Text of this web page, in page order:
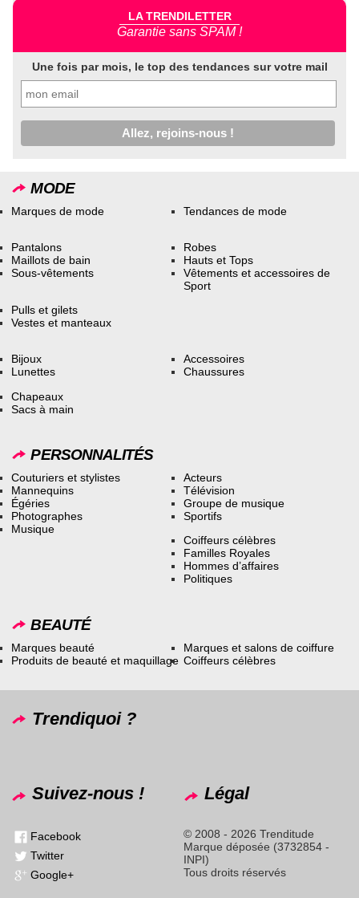
LA TRENDILETTER
Garantie sans SPAM !
Une fois par mois, le top des tendances sur votre mail
MODE
Marques de mode Tendances de mode
Pantalons
Maillots de bain
Sous-vêtements
Robes
Hauts et Tops
Vêtements et accessoires de
Sport
Pulls et gilets
Vestes et manteaux
Bijoux
Lunettes
Accessoires
Chaussures
Chapeaux
Sacs à main
PERSONNALITÉS
Couturiers et stylistes
Mannequins
Égéries
Photographes
Musique
Acteurs
Télévision
Groupe de musique
Sportifs
Coiffeurs célèbres
Familles Royales
Hommes d’affaires
Politiques
BEAUTÉ
Marques beauté
Produits de beauté et maquillage
Marques et salons de coiffure
Coiffeurs célèbres
Trendiquoi ?
Suivez-nous !
Facebook
Twitter
Google+
Légal
© 2008 - 2026 Trenditude
Marque déposée (3732854 -
INPI)
Tous droits réservés